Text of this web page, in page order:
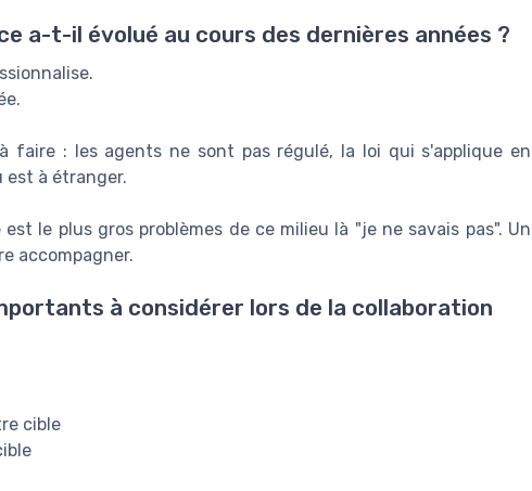
a-t-il évolué au cours des dernières années ?
faire : les agents ne sont pas régulé, la loi qui s'applique en
est à étranger.
le plus gros problèmes de ce milieu là "je ne savais pas". Un
accompagner.
à considérer lors de la collaboration
cible